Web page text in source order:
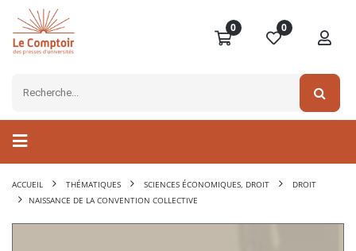
0 0
ACCUEIL THÉMATIQUES SCIENCES ÉCONOMIQUES, DROIT
DROIT
NAISSANCE DE LA CONVENTION COLLECTIVE